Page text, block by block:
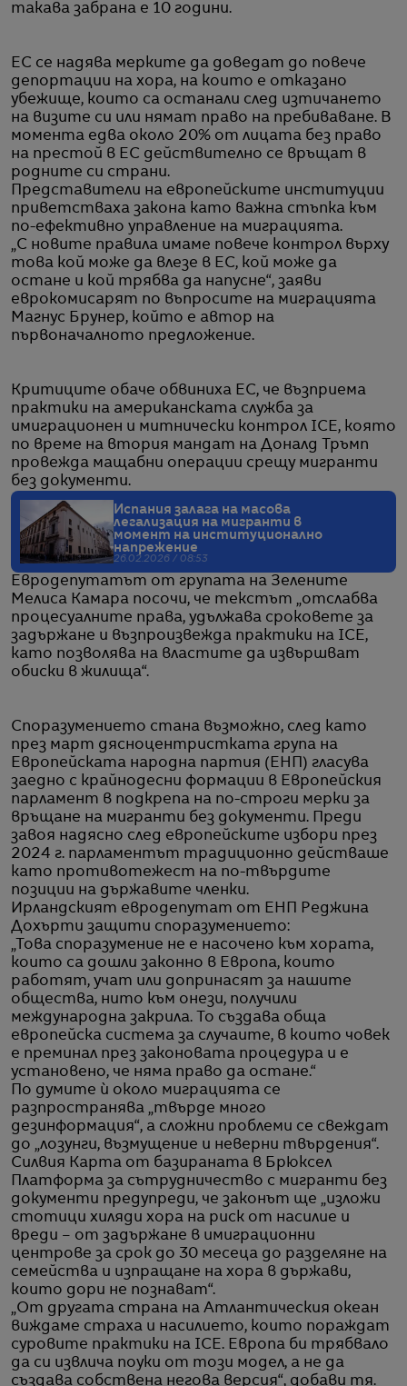
такава забрана е 10 години.
ЕС се надява мерките да доведат до повече
депортации на хора, на които е отказано
убежище, които са останали след изтичането
на визите си или нямат право на пребиваване. В
момента едва около 20% от лицата без право
на престой в ЕС действително се връщат в
родните си страни.
Представители на европейските институции
приветстваха закона като важна стъпка към
по-ефективно управление на миграцията.
„С новите правила имаме повече контрол върху
това кой може да влезе в ЕС, кой може да
остане и кой трябва да напусне“, заяви
еврокомисарят по въпросите на миграцията
Магнус Брунер, който е автор на
първоначалното предложение.
Критиците обаче обвиниха ЕС, че възприема
практики на американската служба за
имиграционен и митнически контрол ICE, която
по време на втория мандат на Доналд Тръмп
провежда мащабни операции срещу мигранти
без документи.
Испания залага на масова
легализация на мигранти в
момент на институционално
напрежение
26.02.2026 / 08:53
Евродепутатът от групата на Зелените
Мелиса Камара посочи, че текстът „отслабва
процесуалните права, удължава сроковете за
задържане и възпроизвежда практики на ICE,
като позволява на властите да извършват
обиски в жилища“.
Споразумението стана възможно, след като
през март дясноцентристката група на
Европейската народна партия (ЕНП) гласува
заедно с крайнодесни формации в Европейския
парламент в подкрепа на по-строги мерки за
връщане на мигранти без документи. Преди
завоя надясно след европейските избори през
2024 г. парламентът традиционно действаше
като противотежест на по-твърдите
позиции на държавите членки.
Ирландският евродепутат от ЕНП Реджина
Дохърти защити споразумението:
„Това споразумение не е насочено към хората,
които са дошли законно в Европа, които
работят, учат или допринасят за нашите
общества, нито към онези, получили
международна закрила. То създава обща
европейска система за случаите, в които човек
е преминал през законовата процедура и е
установено, че няма право да остане.“
По думите ѝ около миграцията се
разпространява „твърде много
дезинформация“, а сложни проблеми се свеждат
до „лозунги, възмущение и неверни твърдения“.
Силвия Карта от базираната в Брюксел
Платформа за сътрудничество с мигранти без
документи предупреди, че законът ще „изложи
стотици хиляди хора на риск от насилие и
вреди – от задържане в имиграционни
центрове за срок до 30 месеца до разделяне на
семейства и изпращане на хора в държави,
които дори не познават“.
„От другата страна на Атлантическия океан
виждаме страха и насилието, които пораждат
суровите практики на ICE. Европа би трябвало
да си извлича поуки от този модел, а не да
създава собствена негова версия“, добави тя.